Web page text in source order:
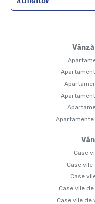
Apartamente
Case
Case vile
Case
Case vile
Case vile de